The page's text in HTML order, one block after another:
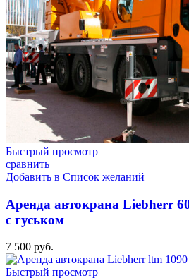
Быстрый просмотр
сравнить
Добавить в Список желаний
Аренда автокрана Liebherr
с гуськом
7 500 руб.
Быстрый просмотр